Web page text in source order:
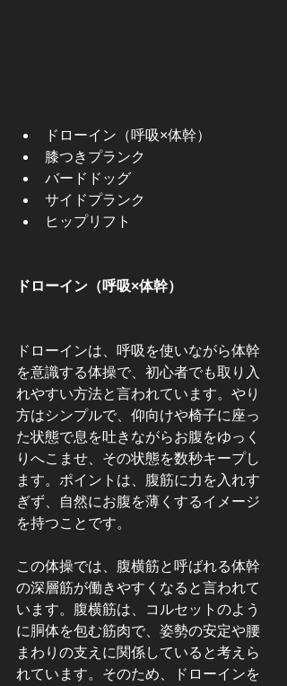
ドローイン（呼吸×体幹）
膝つきプランク
バードドッグ
サイドプランク
ヒップリフト
ドローイン（呼吸×体幹）
ドローインは、呼吸を使いながら体幹
を意識する体操で、初心者でも取り入
れやすい方法と言われています。やり
方はシンプルで、仰向けや椅子に座っ
た状態で息を吐きながらお腹をゆっく
りへこませ、その状態を数秒キープし
ます。ポイントは、腹筋に力を入れす
ぎず、自然にお腹を薄くするイメージ
を持つことです。
この体操では、腹横筋と呼ばれる体幹
の深層筋が働きやすくなると言われて
います。腹横筋は、コルセットのよう
に胴体を包む筋肉で、姿勢の安定や腰
まわりの支えに関係していると考えら
れています。そのため、ドローインを